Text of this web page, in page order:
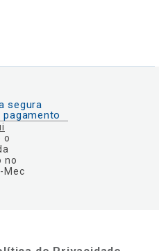
segura
o
no
Mec